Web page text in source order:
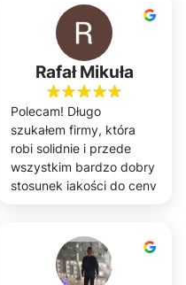
Rafał Mikuła
Polecam! Długo
szukałem firmy, która
robi solidnie i przede
wszystkim bardzo dobry
stosunek jakości do ceny